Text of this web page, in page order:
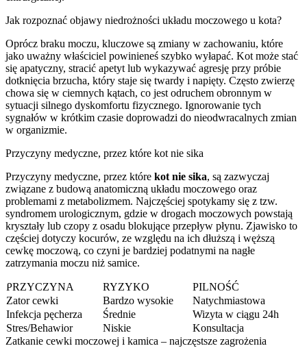
Jak rozpoznać objawy niedrożności układu moczowego u kota?
Oprócz braku moczu, kluczowe są zmiany w zachowaniu, które
jako uważny właściciel powinieneś szybko wyłapać. Kot może stać
się apatyczny, stracić apetyt lub wykazywać agresję przy próbie
dotknięcia brzucha, który staje się twardy i napięty. Często zwierzę
chowa się w ciemnych kątach, co jest odruchem obronnym w
sytuacji silnego dyskomfortu fizycznego. Ignorowanie tych
sygnałów w krótkim czasie doprowadzi do nieodwracalnych zmian
w organizmie.
Przyczyny medyczne, przez które kot nie sika
Przyczyny medyczne, przez które kot nie sika, są zazwyczaj
związane z budową anatomiczną układu moczowego oraz
problemami z metabolizmem. Najczęściej spotykamy się z tzw.
syndromem urologicznym, gdzie w drogach moczowych powstają
kryształy lub czopy z osadu blokujące przepływ płynu. Zjawisko to
częściej dotyczy kocurów, ze względu na ich dłuższą i węższą
cewkę moczową, co czyni je bardziej podatnymi na nagłe
zatrzymania moczu niż samice.
PRZYCZYNA RYZYKO
PILNOŚĆ
Zator cewki
Bardzo wysokie
Natychmiastowa
Infekcja pęcherza
Średnie
Wizyta w ciągu 24h
Stres/Behawior
Niskie
Konsultacja
Zatkanie cewki moczowej i kamica – najczęstsze zagrożenia